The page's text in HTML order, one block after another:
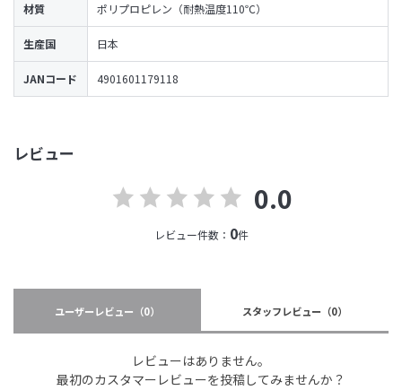
レビュー
0.0
レビュー件数： 0件
ユーザーレビュー （0） スタッフレビュー （0）
レビューはありません。
最初のカスタマーレビューを投稿してみませんか？
材質 ポリプロピレン（耐熱温度110℃）
生産国 日本
JANコード 4901601179118